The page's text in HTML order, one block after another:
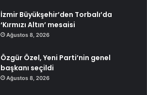
İzmir Büyükşehir’den Torbalı’da
‘Kırmızı Altın’ mesaisi
Ağustos 8, 2026
Özgür Özel, Yeni Parti’nin genel
başkanı seçildi
Ağustos 8, 2026